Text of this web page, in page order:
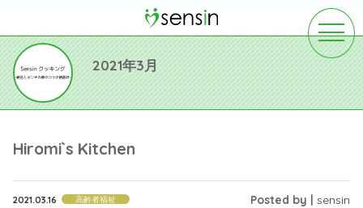
toggle
2021年3月
Hiromi`s Kitchen
2021.03.16 高齢者福祉 Posted by | sensin